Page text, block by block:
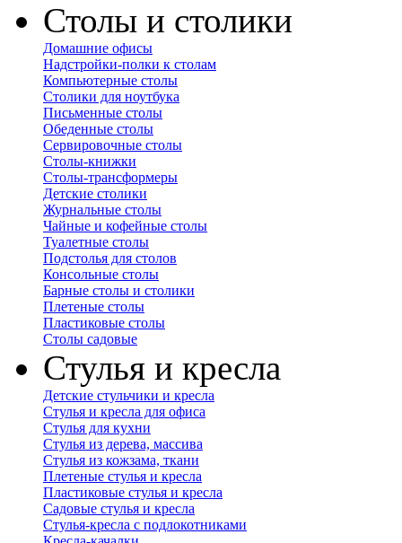
Столы и столики
Домашние офисы
Надстройки-полки к столам
Компьютерные столы
Столики для ноутбука
Письменные столы
Обеденные столы
Сервировочные столы
Столы-книжки
Столы-трансформеры
Детские столики
Журнальные столы
Чайные и кофейные столы
Туалетные столы
Подстолья для столов
Консольные столы
Барные столы и столики
Плетеные столы
Пластиковые столы
Столы садовые
Стулья и кресла
Детские стульчики и кресла
Стулья и кресла для офиса
Стулья для кухни
Стулья из дерева, массива
Стулья из кожзама, ткани
Плетеные стулья и кресла
Пластиковые стулья и кресла
Садовые стулья и кресла
Стулья-кресла с подлокотниками